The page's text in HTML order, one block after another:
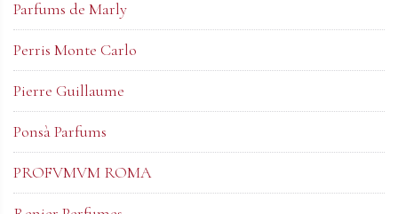
Parfums de Marly
Perris Monte Carlo
Pierre Guillaume
Ponsà Parfums
PROFVMVM ROMA